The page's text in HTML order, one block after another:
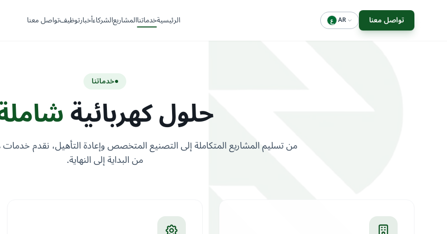
الرئيسيةخدماتناالمشاريعالشركاءأخبارتوظيفتواصل معنا ع AR تواصل معنا
خدماتنا
حلول كهربائية
من تسليم المشاريع المتكاملة إلى التصنيع المتخصص وإعادة التأهيل، نقدم خدمات
من البداية إلى النهاية.